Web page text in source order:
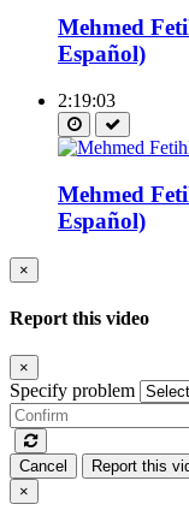
Mehmed
Español)
2:19:03
Mehmed
Español)
×
Report this video
×
Specify problem
Cancel
Report this
×